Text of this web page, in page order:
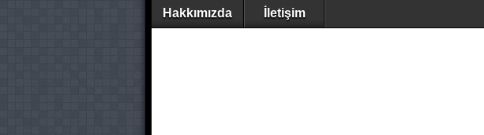
Hakkımızda İletişim